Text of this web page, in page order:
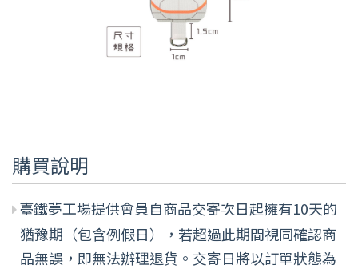
購買說明
臺鐵夢工場提供會員自商品交寄次日起擁有10天的
猶豫期（包含例假日），若超過此期間視同確認商
品無誤，即無法辦理退貨。交寄日將以訂單狀態為